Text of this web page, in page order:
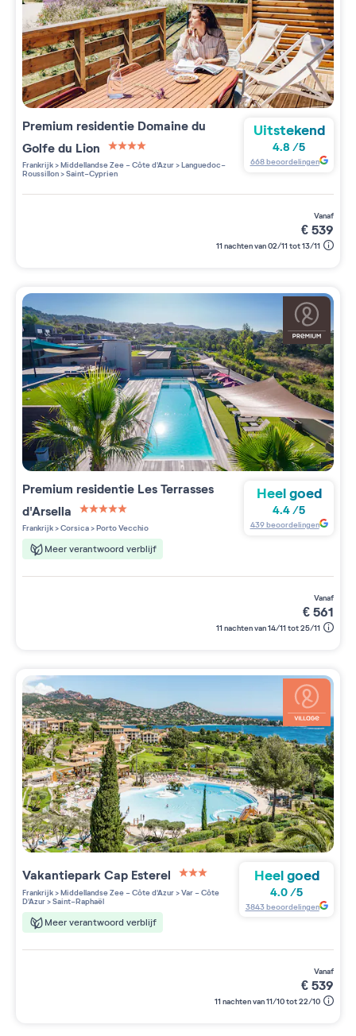
Premium residentie Domaine du
Golfe du Lion
4 étoiles sur 5
Frankrijk>Middellandse Zee - Côte d'Azur>Languedoc-
Roussillon>Saint-Cyprien
Uitstekend
4.8 /5
668beoordelingen
vanaf
€539
11 nachten van 02/11 tot 13/11
Premium residentie Les Terrasses
d'Arsella
5 étoiles sur 5
Frankrijk>Corsica>Porto Vecchio
Meer verantwoord verblijf
Heel goed
4.4/5
439beoordelingen
vanaf
€561
11 nachten van 14/11 tot 25/11
VakantieparkCap Esterel
3 étoiles sur 5
Frankrijk>Middellandse Zee - Côte d'Azur>Var - Côte
D'Azur>Saint-Raphaël
Meer verantwoord verblijf
Heel goed
4.0/5
3843beoordelingen
vanaf
€539
11 nachten van 11/10 tot 22/10